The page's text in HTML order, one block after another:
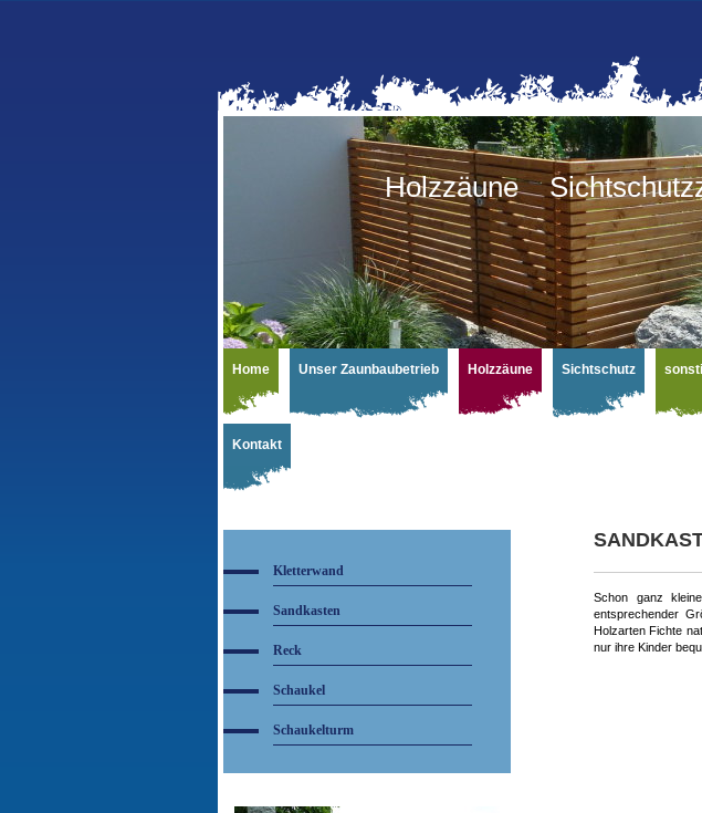
Holzzäune
Home Unser Zaunbaubetrieb Holzzäune Sichtschutz
Kontakt
Kletterwand
Sandkasten
Reck
Schaukel
Schaukelturm
Schon ganz
entsprechender
Holzarten Fichte
nur ihre Kinder